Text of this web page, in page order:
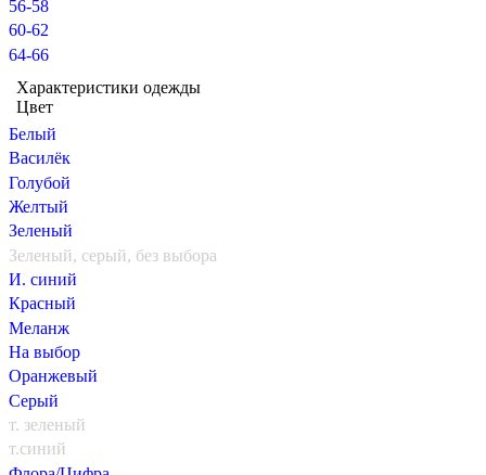
56-58
60-62
64-66
Характеристики одежды
Цвет
Белый
Василёк
Голубой
Желтый
Зеленый
Зеленый, серый, без выбора
И. синий
Красный
Меланж
На выбор
Оранжевый
Серый
т. зеленый
т.синий